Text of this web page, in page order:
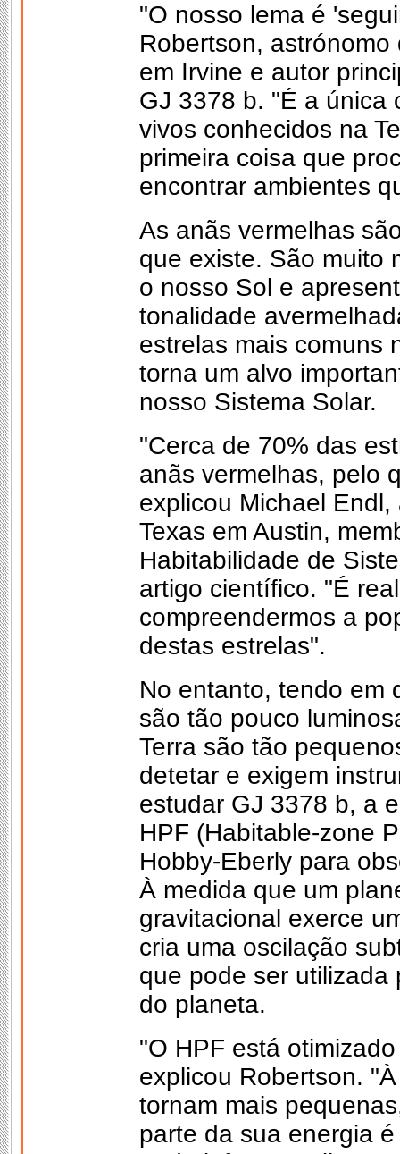
"O nosso lema é
Robertson,
em Irvine e autor
GJ 3378 b. "É a única
vivos conhecidos na
primeira coisa que
encontrar ambientes
As anãs vermelhas
que existe. São muito
o nosso Sol e
tonalidade
estrelas mais comuns
torna um alvo
nosso Sistema Solar.
"Cerca de 70% das
anãs vermelhas, pelo
explicou Michael
Texas em Austin,
Habitabilidade de
artigo científico. "É
compreendermos a
destas estrelas".
No entanto, tendo em
são tão pouco
Terra são tão
detetar e exigem
estudar GJ 3378 b, a
HPF (Habitable-zone
Hobby-Eberly para
À medida que um
gravitacional exerce
cria uma oscilação
que pode ser utilizada
do planeta.
"O HPF está
explicou Robertson.
tornam mais
parte da sua energia